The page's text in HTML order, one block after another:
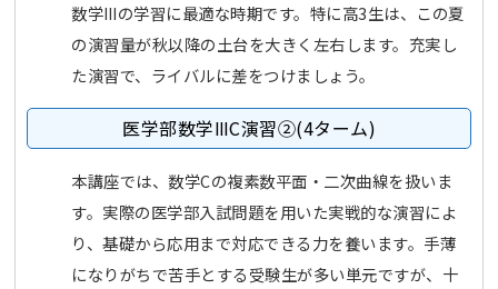
数学Ⅲの学習に最適な時期です。特に高3生は、この夏
の演習量が秋以降の土台を大きく左右します。充実し
た演習で、ライバルに差をつけましょう。
医学部数学ⅢC演習②(4ターム)
本講座では、数学Cの複素数平面・二次曲線を扱いま
す。実際の医学部入試問題を用いた実戦的な演習によ
り、基礎から応用まで対応できる力を養います。手薄
になりがちで苦手とする受験生が多い単元ですが、十